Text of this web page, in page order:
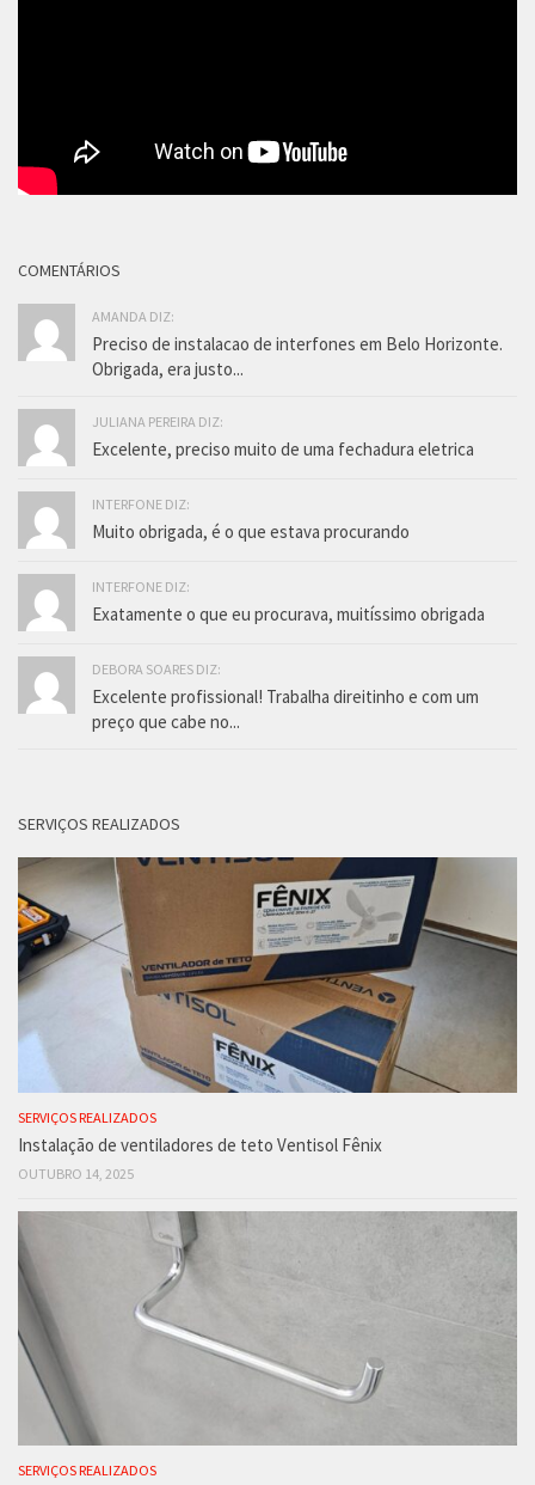
COMENTÁRIOS
AMANDA DIZ:
Preciso de instalacao de interfones em Belo Horizonte.
Obrigada, era justo...
JULIANA PEREIRA DIZ:
Excelente, preciso muito de uma fechadura eletrica
INTERFONE DIZ:
Muito obrigada, é o que estava procurando
INTERFONE DIZ:
Exatamente o que eu procurava, muitíssimo obrigada
DEBORA SOARES DIZ:
Excelente profissional! Trabalha direitinho e com um
preço que cabe no...
SERVIÇOS REALIZADOS
SERVIÇOS REALIZADOS
Instalação de ventiladores de teto Ventisol Fênix
OUTUBRO 14, 2025
SERVIÇOS REALIZADOS